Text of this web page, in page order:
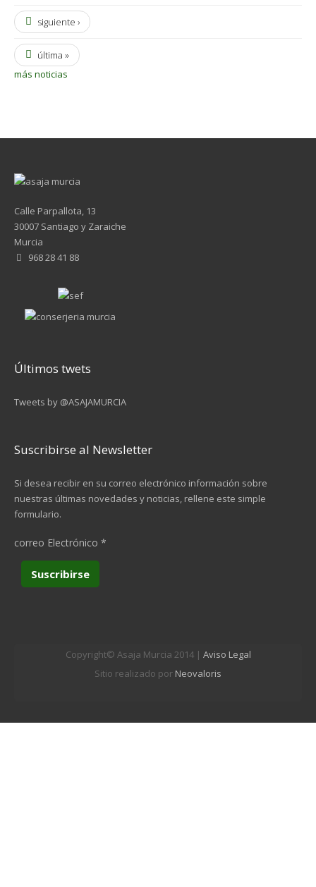
siguiente ›
última »
más noticias
Calle Parpallota, 13
30007 Santiago y Zaraiche
Murcia
968 28 41 88
Últimos twets
Tweets by @ASAJAMURCIA
Suscribirse al Newsletter
Si desea recibir en su correo electrónico información sobre
nuestras últimas novedades y noticias, rellene este simple
formulario.
correo Electrónico *
Copyright© Asaja Murcia 2014 | Aviso Legal
Sitio realizado por Neovaloris